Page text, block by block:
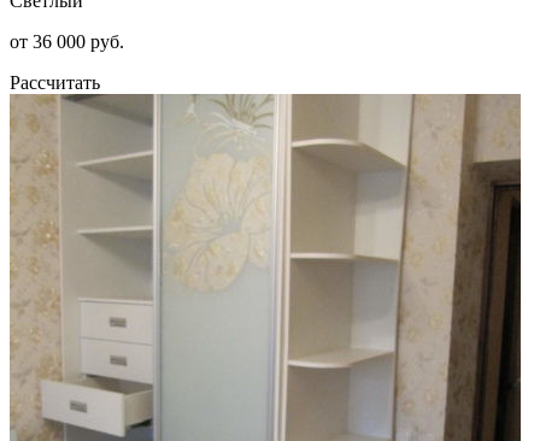
от 36 000 руб.
Рассчитать